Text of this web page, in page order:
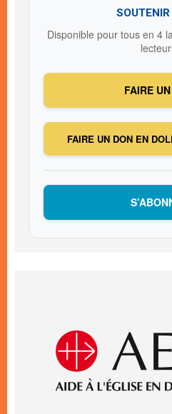
Disponible pour tous en 4
FAIRE
FAIRE UN DON EN